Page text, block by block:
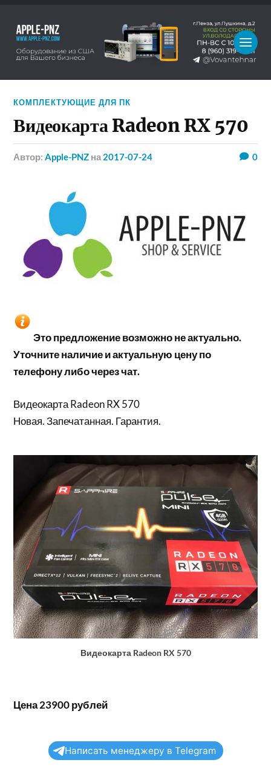
КОМПЛЕКТУЮЩИЕ ДЛЯ ПК
Видеокарта Radeon RX 570
Автор:Apple-PNZ на 2017-07-24 0
Это предложение возможно не актуально.
Уточните наличие и актуальную цену по
телефону либо через чат.
Видеокарта Radeon RX 570
Новая. Запечатанная. Гарантия.
Видеокарта Radeon RX 570
Цена 23900 рублей
Написать менеджеру в Telegram